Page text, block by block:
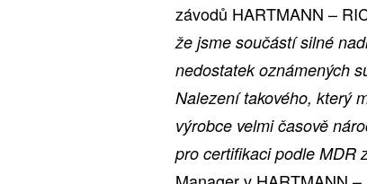
závodů HARTMANN –
že jsme součástí silné
nedostatek oznámených
Nalezení takového, který
výrobce velmi časově
pro certifikaci podle MDR